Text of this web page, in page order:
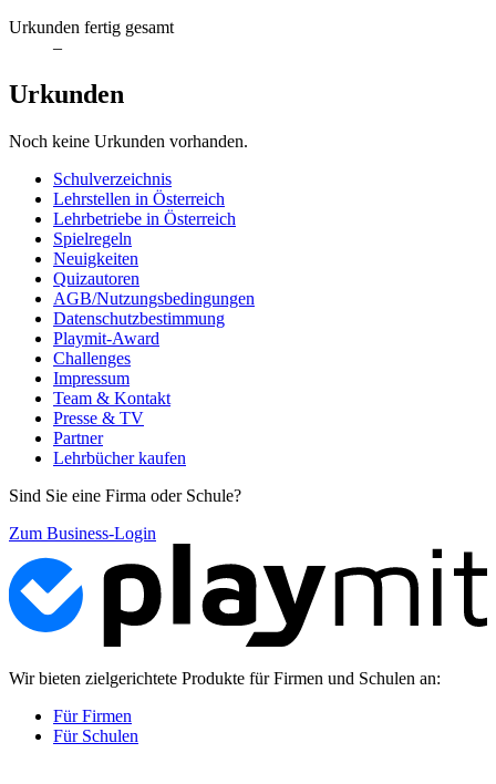
Urkunden fertig gesamt
–
Urkunden
Noch keine Urkunden vorhanden.
Schulverzeichnis
Lehrstellen in Österreich
Lehrbetriebe in Österreich
Spielregeln
Neuigkeiten
Quizautoren
AGB/Nutzungsbedingungen
Datenschutzbestimmung
Playmit-Award
Challenges
Impressum
Team & Kontakt
Presse & TV
Partner
Lehrbücher kaufen
Sind Sie eine Firma oder Schule?
Zum Business-Login
Wir bieten zielgerichtete Produkte für Firmen und Schulen an:
Für Firmen
Für Schulen